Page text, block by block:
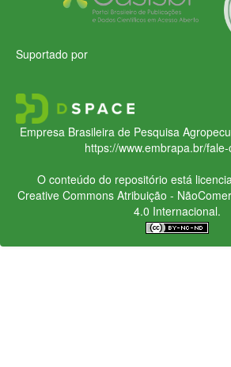
Suportado por
Empresa Brasileira de Pesquisa
https://www.embrapa.br/
O conteúdo do repositório está
Creative CommonsAtribuição -
4.0 Internacional.